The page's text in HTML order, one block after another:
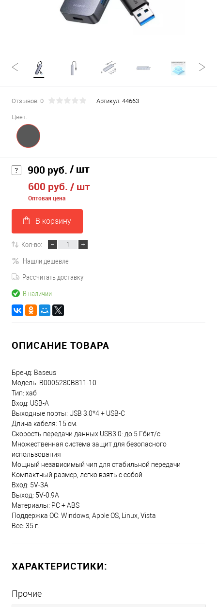
Отзывов: 0 Артикул: 44663
Цвет:
900 руб. / шт
600 руб. / шт
Оптовая цена
В корзину
Кол-во:
Нашли дешевле
Рассчитать доставку
В наличии
ОПИСАНИЕ ТОВАРА
Бренд: Baseus
Модель: B0005280B811-10
Тип: хаб
Вход: USB-A
Выходные порты: USB 3.0*4 + USB-C
Длина кабеля: 15 см.
Скорость передачи данных USB3.0: до 5 Гбит/c
Множественная система защит для безопасного
использования
Мощный независимый чип для стабильной передачи
Компактный размер, легко взять с собой
Вход: 5V-3A
Выход: 5V-0.9A
Материалы: PC + ABS
Поддержка ОС: Windows, Apple OS, Linux, Vista
Вес: 35 г.
ХАРАКТЕРИСТИКИ:
Прочие